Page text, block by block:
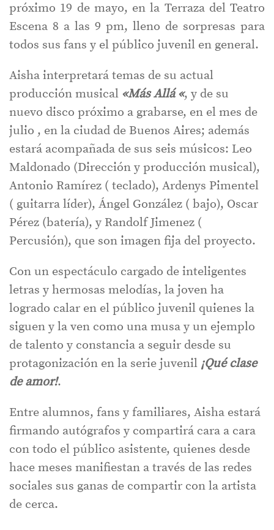
próximo 19 de mayo, en la Terraza del Teatro
Escena 8 a las 9 pm, lleno de sorpresas para
todos sus fans y el público juvenil en general.
Aisha interpretará temas de su actual
producción musical «Más Allá «, y de su
nuevo disco próximo a grabarse, en el mes de
julio , en la ciudad de Buenos Aires; además
estará acompañada de sus seis músicos: Leo
Maldonado (Dirección y producción musical),
Antonio Ramírez ( teclado), Ardenys Pimentel
( guitarra líder), Ángel González ( bajo), Oscar
Pérez (batería), y Randolf Jimenez (
Percusión), que son imagen fija del proyecto.
Con un espectáculo cargado de inteligentes
letras y hermosas melodías, la joven ha
logrado calar en el público juvenil quienes la
siguen y la ven como una musa y un ejemplo
de talento y constancia a seguir desde su
protagonización en la serie juvenil ¡Qué clase
de amor!.
Entre alumnos, fans y familiares, Aisha estará
firmando autógrafos y compartirá cara a cara
con todo el público asistente, quienes desde
hace meses manifiestan a través de las redes
sociales sus ganas de compartir con la artista
de cerca.